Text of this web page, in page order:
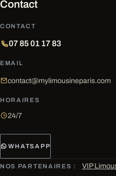
Contact
CONTACT
07 85 01 17 83
EMAIL
contact@mylimousineparis.com
HORAIRES
24/7
WHATSAPP
NOS PARTENAIRES : VIP